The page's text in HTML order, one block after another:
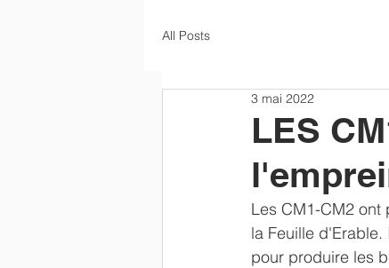
All Posts
LES
3 mai 2022
Les CM1-CM2 ont
la Feuille
pour produire les